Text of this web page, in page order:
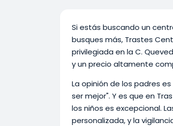
Si estás buscando un
busques más, Trastes
privilegiada en la C.
y un precio altamente
La opinión de los padres
ser mejor". Y es que en
los niños es excepcional.
personalizada, y la